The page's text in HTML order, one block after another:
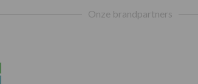
Onze brandpartners